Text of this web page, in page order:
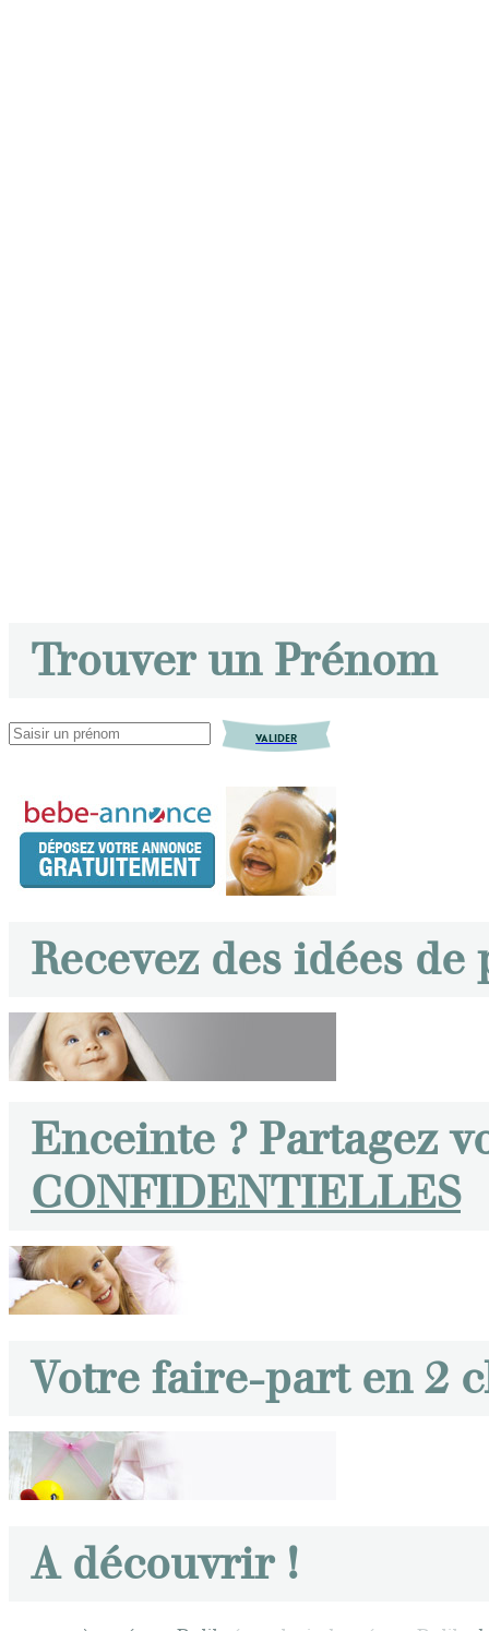
Trouver un Prénom
VALIDER
Recevez des idées
Enceinte ? Partagez
CONFIDENTIELLES
Votre faire-part en 2
A découvrir !